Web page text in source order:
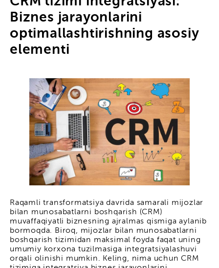
Biznes jarayonlarini
optimallashtirishning asosiy
elementi
Raqamli transformatsiya davrida samarali mijozlar
bilan munosabatlarni boshqarish (CRM)
muvaffaqiyatli biznesning ajralmas qismiga aylanib
bormoqda. Biroq, mijozlar bilan munosabatlarni
boshqarish tizimidan maksimal foyda faqat uning
umumiy korxona tuzilmasiga integratsiyalashuvi
orqali olinishi mumkin. Keling, nima uchun CRM